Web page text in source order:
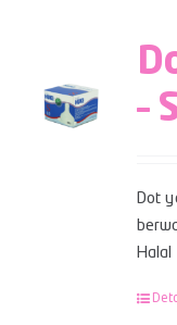
–
Dot
Halal